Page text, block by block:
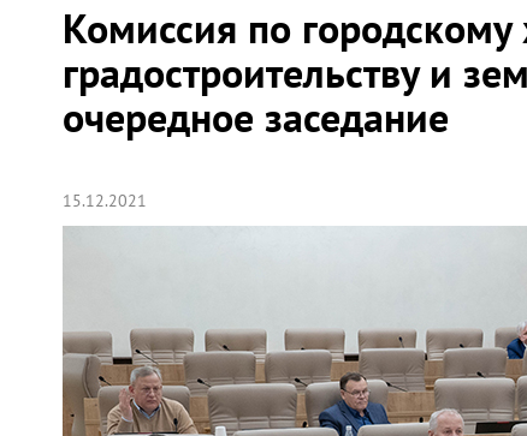
Комиссия по городскому
градостроительству и
очередное заседание
15.12.2021